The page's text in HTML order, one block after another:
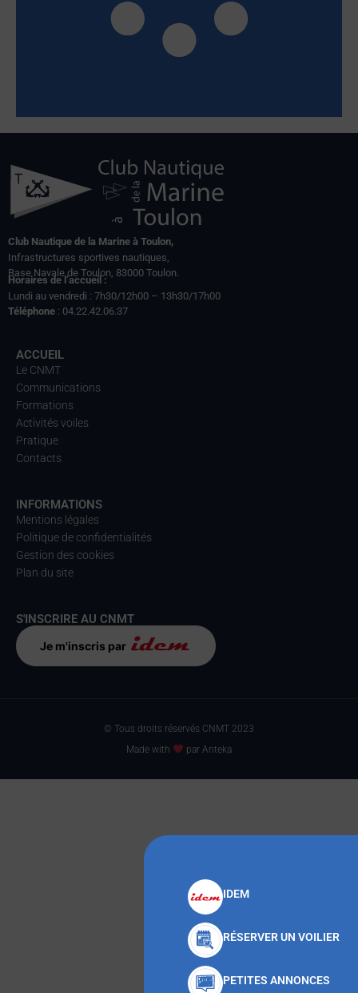
IDEM
RÉSERVER UN VOILIER
PETITES ANNONCES
Club Nautique de la Marine à Toulon,
Infrastructures sportives nautiques,
Base Navale de Toulon, 83000 Toulon.
Horaires de l’accueil :
Lundi au vendredi : 7h30/12h00 – 13h30/17h00
Téléphone : 04.22.42.06.37
ACCUEIL
Le CNMT
Communications
Formations
Activités voiles
Pratique
Contacts
INFORMATIONS
Mentions légales
Politique de confidentialités
Gestion des cookies
Plan du site
S'INSCRIRE AU CNMT
Je m'inscris par
© Tous droits réservés CNMT 2023
Made with
par Anteka